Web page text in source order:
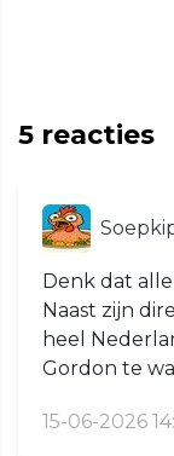
5 reacties
Denk dat
Naast zijn
heel
Gordon te
15-06-2026